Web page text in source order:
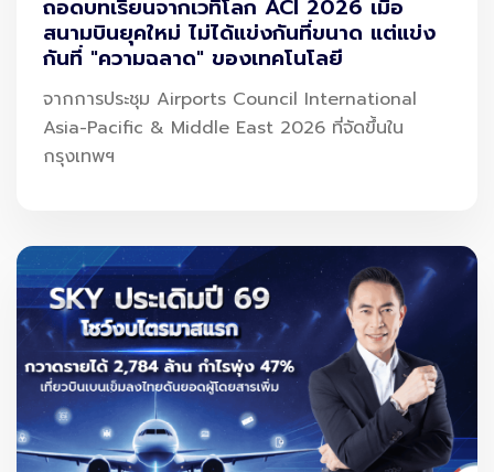
ถอดบทเรียนจากเวทีโลก ACI 2026 เมื่อ
สนามบินยุคใหม่ ไม่ได้แข่งกันที่ขนาด แต่แข่ง
กันที่ "ความฉลาด" ของเทคโนโลยี
จากการประชุม Airports Council International
Asia-Pacific & Middle East 2026 ที่จัดขึ้นใน
กรุงเทพฯ